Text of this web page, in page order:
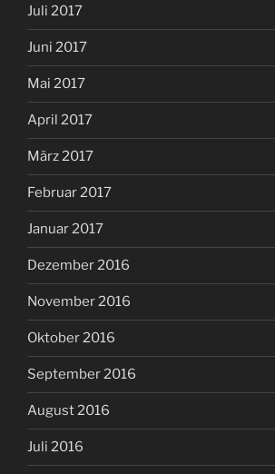
Juli 2017
Juni 2017
Mai 2017
April 2017
März 2017
Februar 2017
Januar 2017
Dezember 2016
November 2016
Oktober 2016
September 2016
August 2016
Juli 2016